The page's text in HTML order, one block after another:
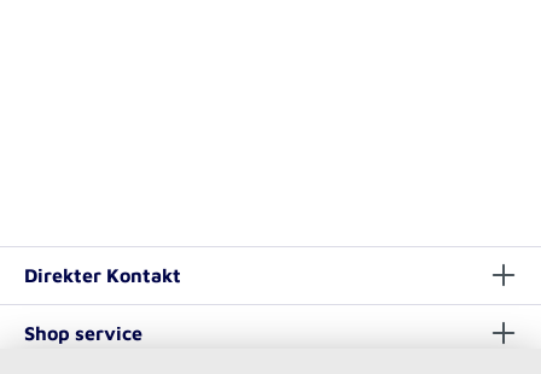
Direkter Kontakt
Shop service